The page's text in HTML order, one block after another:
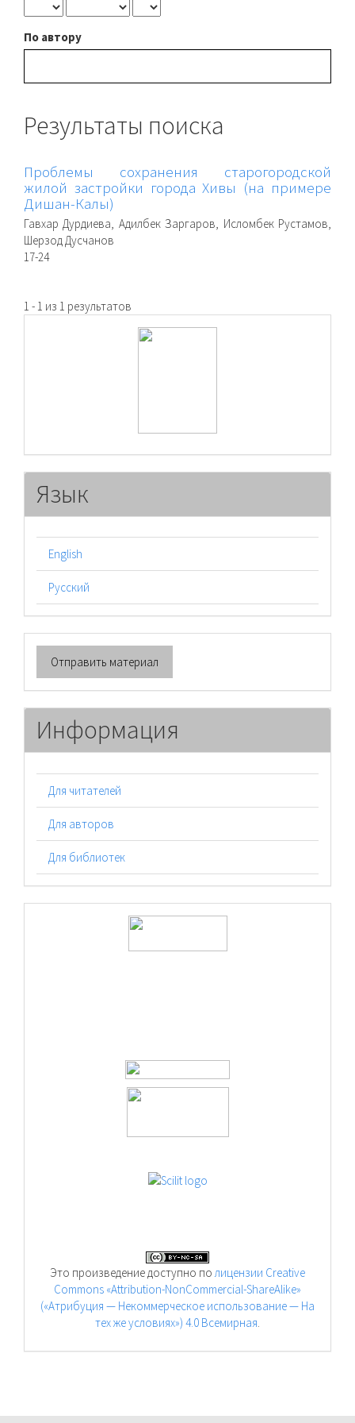
По автору
Результаты поиска
Проблемы сохранения старогородской
жилой застройки города Хивы (на примере
Дишан-Калы)
Гавхар Дурдиева, Адилбек Заргаров, Исломбек Рустамов,
Шерзод Дусчанов
17-24
1 - 1 из 1 результатов
Язык
English
Русский
Отправить
материал
Отправить материал
Информация
Для читателей
Для авторов
Для библиотек
Это произведение доступно по лицензии Creative
Commons «Attribution-NonCommercial-ShareAlike»
(«Атрибуция — Некоммерческое использование — На
тех же условиях») 4.0 Всемирная